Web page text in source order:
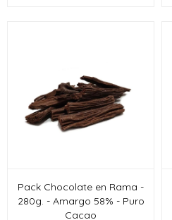
Pack Chocolate en Rama -
280g. - Amargo 58% - Puro
Cacao